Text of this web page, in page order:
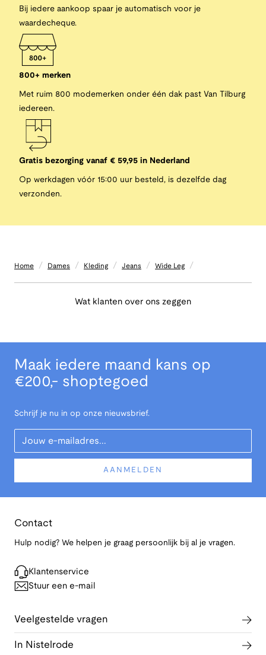
Bij iedere aankoop spaar je automatisch voor je
waardecheque.
800+ merken
Met ruim 800 modemerken onder één dak past Van Tilburg
iedereen.
Gratis bezorging vanaf € 59,95 in Nederland
Op werkdagen vóór 15:00 uur besteld, is dezelfde dag
verzonden.
Home / Dames / Kleding / Jeans / Wide Leg /
Wat klanten over ons zeggen
Maak iedere maand kans op
€200,- shoptegoed
Schrijf je nu in op onze nieuwsbrief.
Your Email
AANMELDEN
Contact
Hulp nodig? We helpen je graag persoonlijk bij al je vragen.
Klantenservice
Stuur een e-mail
Veelgestelde vragen
In Nistelrode